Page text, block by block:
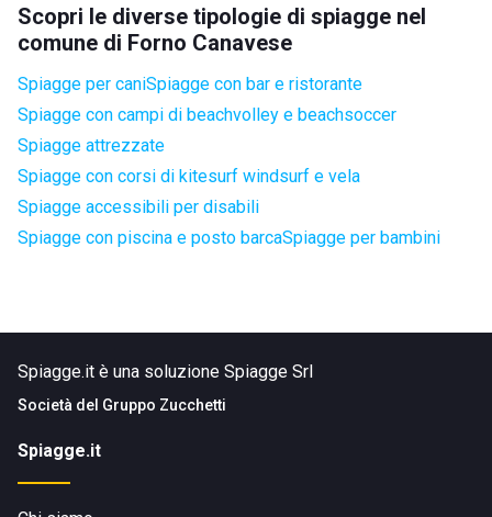
Scopri le diverse tipologie di spiagge nel
comune di Forno Canavese
Spiagge per caniSpiagge con bar e ristorante
Spiagge con campi di beachvolley e beachsoccer
Spiagge attrezzate
Spiagge con corsi di kitesurf windsurf e vela
Spiagge accessibili per disabili
Spiagge con piscina e posto barcaSpiagge per bambini
Spiagge.it è una soluzione Spiagge Srl
Società del Gruppo Zucchetti
Spiagge.it